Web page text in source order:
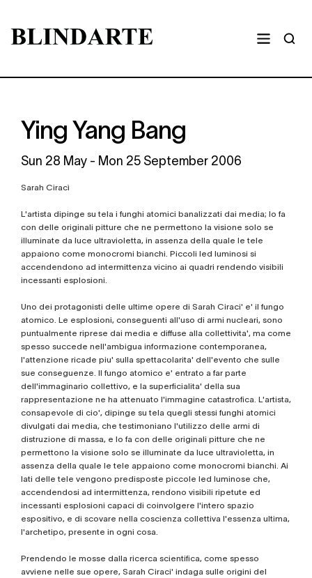
Ying Yang Bang
Sun 28 May - Mon 25 September 2006
Sarah Ciracì
L'artista dipinge su tela i funghi atomici banalizzati dai media; lo fa
con delle originali pitture che ne permettono la visione solo se
illuminate da luce ultravioletta, in assenza della quale le tele
appaiono come monocromi bianchi. Piccoli led luminosi si
accendendono ad intermittenza vicino ai quadri rendendo visibili
incessanti esplosioni.
Uno dei protagonisti delle ultime opere di Sarah Ciraci' e' il fungo
atomico. Le esplosioni, conseguenti all'uso di armi nucleari, sono
puntualmente riprese dai media e diffuse alla collettivita', ma come
spesso succede nell'ambigua informazione contemporanea,
l'attenzione ricade piu' sulla spettacolarita' dell'evento che sulle
sue conseguenze. Il fungo atomico e' entrato a far parte
dell'immaginario collettivo, e la superficialita' della sua
rappresentazione ne ha attenuato l'immagine catastrofica. L'artista,
consapevole di cio', dipinge su tela quegli stessi funghi atomici
divulgati dai media, che testimoniano l'utilizzo delle armi di
distruzione di massa, e lo fa con delle originali pitture che ne
permettono la visione solo se illuminate da luce ultravioletta, in
assenza della quale le tele appaiono come monocromi bianchi. Ai
lati delle tele vengono predisposte piccole led luminose che,
accendendosi ad intermittenza, rendono visibili ripetute ed
incessanti esplosioni capaci di coinvolgere l'intero spazio
espositivo, e di scovare nella coscienza collettiva l'essenza ultima,
l'archetipo, presente in ogni cosa.
Prendendo le mosse dalla ricerca scientifica, come spesso
avviene nelle sue opere, Sarah Ciraci' indaga sulle origini del